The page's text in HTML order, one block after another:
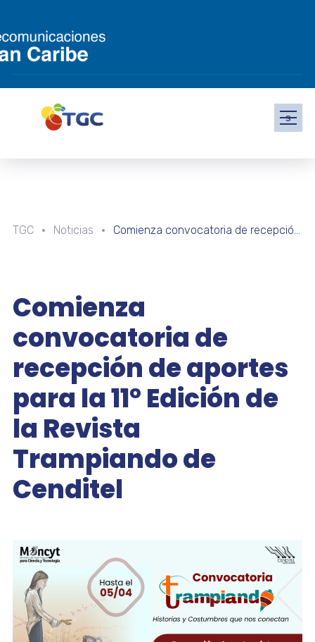
s
TGC Noticias Comienza convocatoria de recepción de aportes para la 11° Edición de la Revista Trampiando de Cenditel
Comienza
convocatoria de
recepción de aportes
para la 11° Edición de
la Revista
Trampiando de
Cenditel